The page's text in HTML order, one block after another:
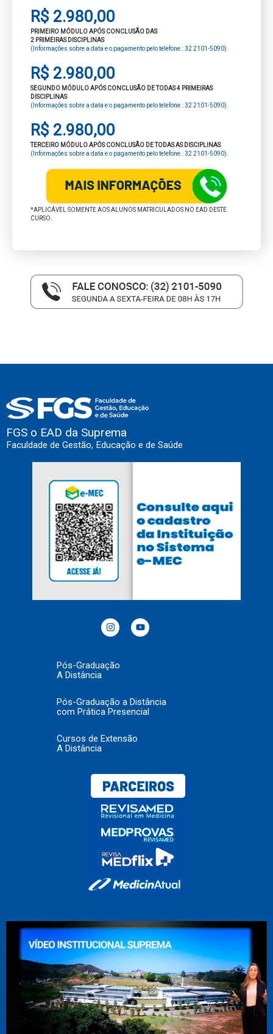
R$ 2.980,00
PRIMEIRO MÓDULO APÓS CONCLUSÃO DAS
2 PRIMEIRAS DISCIPLINAS
(Informações sobre a data e o pagamento pelo telefone.: 32 2101-5090).
R$ 2.980,00
SEGUNDO MÓDULO APÓS CONCLUSÃO DE TODAS 4 PRIMEIRAS
DISCIPLINAS
(Informações sobre a data e o pagamento pelo telefone.: 32 2101-5090).
R$ 2.980,00
TERCEIRO MÓDULO APÓS CONCLUSÃO DE TODAS AS DISCIPLINAS
(Informações sobre a data e o pagamento pelo telefone.: 32 2101-5090).
*APLICÁVEL SOMENTE AOS ALUNOS MATRICULADOS NO EAD DESTE
CURSO.
FGS o EAD da Suprema
Faculdade de Gestão, Educação e de Saúde
Pós-Graduação
A Distância
Pós-Graduação a Distância
com Prática Presencial
Cursos de Extensão
A Distância